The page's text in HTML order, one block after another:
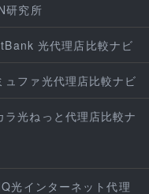
研究所
光代理店比較ナビ
ュファ光代理店比較ナビ
ラ光ねっと代理店比較ナ
光インターネット代理